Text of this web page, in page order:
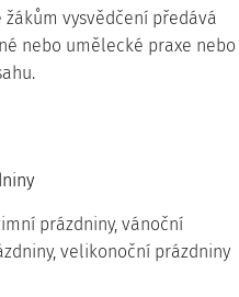
žákům vysvědčení předává
nebo umělecké praxe nebo
prázdniny, vánoční
velikonoční prázdniny